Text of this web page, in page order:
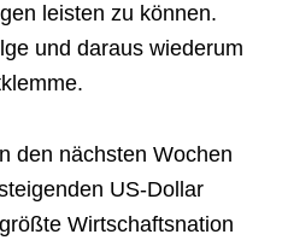
leisten zu können.
und daraus wiederum
den nächsten Wochen
US-Dollar
Wirtschaftsnation